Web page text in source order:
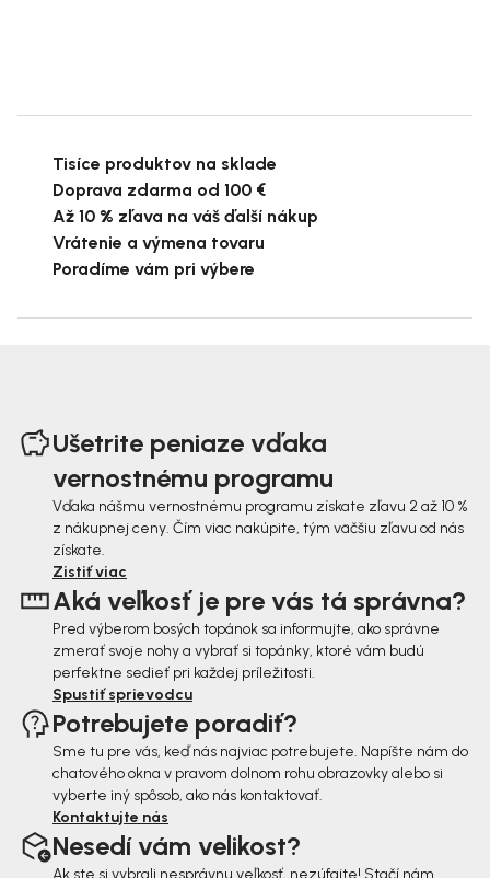
Tisíce produktov na sklade
Doprava zdarma od 100 €
Až 10 % zľava na váš ďalší nákup
Vrátenie a výmena tovaru
Poradíme vám pri výbere
Ušetrite peniaze vďaka
vernostnému programu
Vďaka nášmu vernostnému programu získate zľavu 2 až 10 %
z nákupnej ceny. Čím viac nakúpite, tým väčšiu zľavu od nás
získate.
Zistiť viac
Aká veľkosť je pre vás tá správna?
Pred výberom bosých topánok sa informujte, ako správne
zmerať svoje nohy a vybrať si topánky, ktoré vám budú
perfektne sedieť pri každej príležitosti.
Spustiť sprievodcu
Potrebujete poradiť?
Sme tu pre vás, keď nás najviac potrebujete. Napíšte nám do
chatového okna v pravom dolnom rohu obrazovky alebo si
vyberte iný spôsob, ako nás kontaktovať.
Kontaktujte nás
Nesedí vám velikost?